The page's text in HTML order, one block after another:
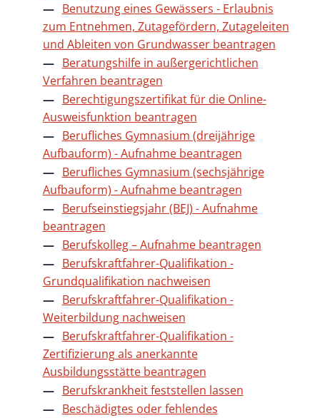
Benutzung eines Gewässers - Erlaubnis
zum Entnehmen, Zutagefördern, Zutageleiten
und Ableiten von Grundwasser beantragen
Beratungshilfe in außergerichtlichen
Verfahren beantragen
Berechtigungszertifikat für die Online-
Ausweisfunktion beantragen
Berufliches Gymnasium (dreijährige
Aufbauform) - Aufnahme beantragen
Berufliches Gymnasium (sechsjährige
Aufbauform) - Aufnahme beantragen
Berufseinstiegsjahr (BEJ) - Aufnahme
beantragen
Berufskolleg – Aufnahme beantragen
Berufskraftfahrer-Qualifikation -
Grundqualifikation nachweisen
Berufskraftfahrer-Qualifikation -
Weiterbildung nachweisen
Berufskraftfahrer-Qualifikation -
Zertifizierung als anerkannte
Ausbildungsstätte beantragen
Berufskrankheit feststellen lassen
Beschädigtes oder fehlendes